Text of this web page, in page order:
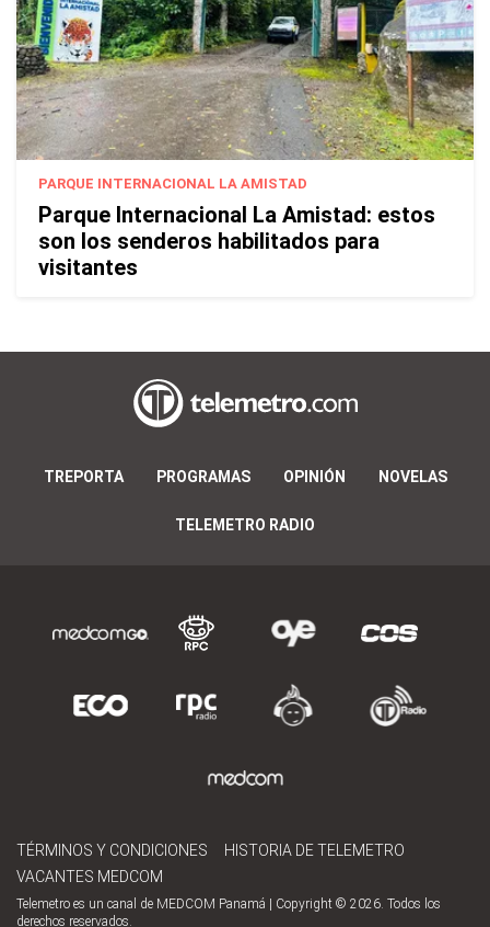
PARQUE INTERNACIONAL LA AMISTAD
Parque Internacional La Amistad: estos
son los senderos habilitados para
visitantes
TREPORTA PROGRAMAS OPINIÓN NOVELAS
TELEMETRO RADIO
TÉRMINOS Y CONDICIONES
HISTORIA DE TELEMETRO
VACANTES MEDCOM
Telemetro es un canal de MEDCOM Panamá | Copyright © 2026. Todos los
derechos reservados.